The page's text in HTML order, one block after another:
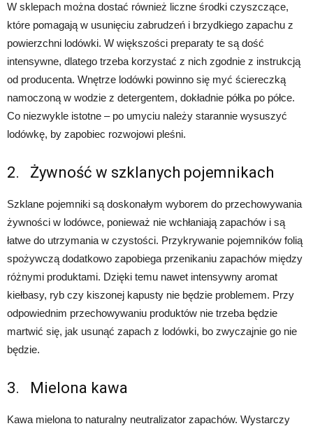
W sklepach można dostać również liczne środki czyszczące,
które pomagają w usunięciu zabrudzeń i brzydkiego zapachu z
powierzchni lodówki. W większości preparaty te są dość
intensywne, dlatego trzeba korzystać z nich zgodnie z instrukcją
od producenta. Wnętrze lodówki powinno się myć ściereczką
namoczoną w wodzie z detergentem, dokładnie półka po półce.
Co niezwykle istotne – po umyciu należy starannie wysuszyć
lodówkę, by zapobiec rozwojowi pleśni.
2. Żywność w szklanych pojemnikach
Szklane pojemniki są doskonałym wyborem do przechowywania
żywności w lodówce, ponieważ nie wchłaniają zapachów i są
łatwe do utrzymania w czystości. Przykrywanie pojemników folią
spożywczą dodatkowo zapobiega przenikaniu zapachów między
różnymi produktami. Dzięki temu nawet intensywny aromat
kiełbasy, ryb czy kiszonej kapusty nie będzie problemem. Przy
odpowiednim przechowywaniu produktów nie trzeba będzie
martwić się, jak usunąć zapach z lodówki, bo zwyczajnie go nie
będzie.
3. Mielona kawa
Kawa mielona to naturalny neutralizator zapachów. Wystarczy